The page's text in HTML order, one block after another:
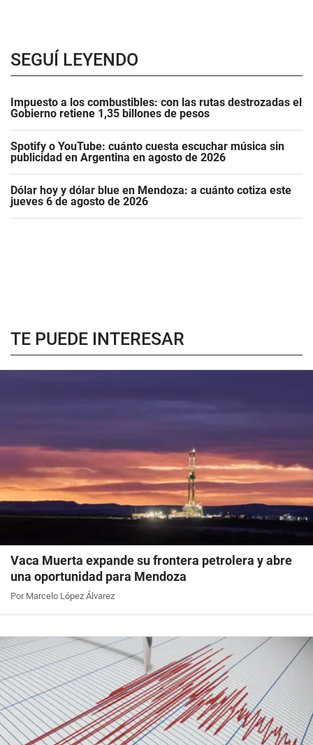
SEGUÍ LEYENDO
Impuesto a los combustibles: con las rutas destrozadas el
Gobierno retiene 1,35 billones de pesos
Spotify o YouTube: cuánto cuesta escuchar música sin
publicidad en Argentina en agosto de 2026
Dólar hoy y dólar blue en Mendoza: a cuánto cotiza este
jueves 6 de agosto de 2026
TE PUEDE INTERESAR
Vaca Muerta expande su frontera petrolera y abre
una oportunidad para Mendoza
Por Marcelo López Álvarez